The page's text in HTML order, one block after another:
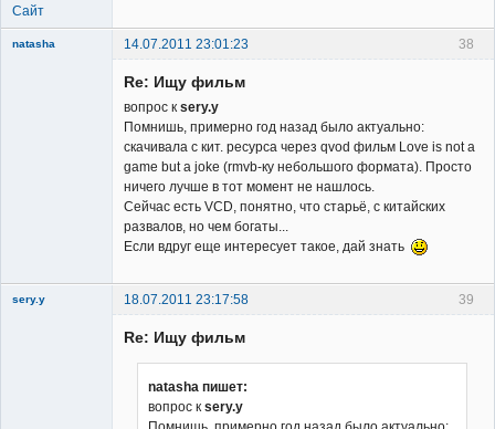
Сайт
38
natasha 14.07.2011 23:01:23
Re: Ищу фильм
вопрос к sery.y
Помнишь, примерно год назад было актуально:
скачивала с кит. ресурса через qvod фильм Love is not a
game but a joke (rmvb-ку небольшого формата). Просто
ничего лучше в тот момент не нашлось.
Сейчас есть VCD, понятно, что старьё, с китайских
развалов, но чем богаты...
Если вдруг еще интересует такое, дай знать
39
sery.y 18.07.2011 23:17:58
Re: Ищу фильм
natasha пишет:
вопрос к sery.y